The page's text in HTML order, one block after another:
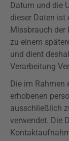
Datum und die
dieser Daten ist
Missbrauch der
zu einem
und dient
Verarbeitung
Die im Rahmen
erhobenen
ausschließlich
verwendet. Die